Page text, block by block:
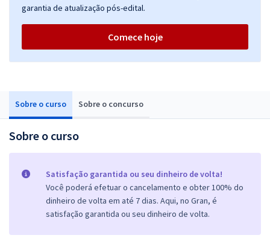
Sobre o curso Sobre o concurso
Sobre o curso
Satisfação garantida ou seu dinheiro de volta!
Você poderá efetuar o cancelamento e obter 100% do
dinheiro de volta em até 7 dias. Aqui, no Gran, é
satisfação garantida ou seu dinheiro de volta.
garantia de atualização pós-edital.
Comece hoje